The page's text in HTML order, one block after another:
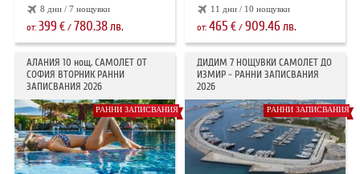
8 дни / 7 нощувки
от: 399 €/ 780.38лв.
11 дни / 10 нощувки
от:465 € /909.46лв.
АЛАНИЯ 10 нощ. САМОЛЕТ ОТ
СОФИЯ ВТОРНИК РАННИ
ЗАПИСВАНИЯ 2026
РАННИ ЗАПИСВАНИЯ
ДИДИМ 7 НОЩУВКИ САМОЛЕТ ДО
ИЗМИР - РАННИ ЗАПИСВАНИЯ
2026
РАННИ ЗАПИСВАНИЯ